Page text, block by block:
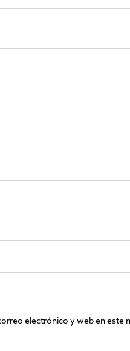
electrónico y web en este